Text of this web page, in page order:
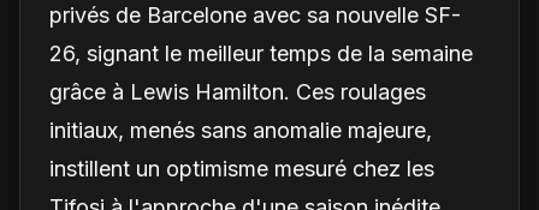
privés de Barcelone avec sa nouvelle SF-
26, signant le meilleur temps de la semaine
grâce à Lewis Hamilton. Ces roulages
initiaux, menés sans anomalie majeure,
instillent un optimisme mesuré chez les